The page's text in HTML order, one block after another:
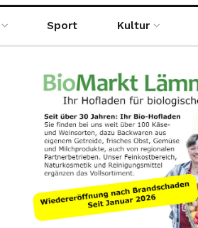
Sport Kultur